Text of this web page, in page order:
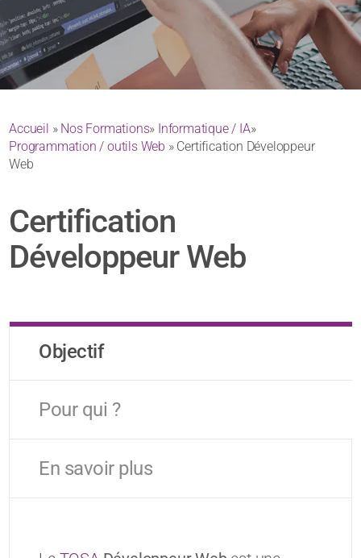
Accueil » Nos Formations» Informatique / IA»
Programmation / outils Web » Certification Développeur
Web
Certification
Développeur Web
Objectif
Pour qui ?
En savoir plus